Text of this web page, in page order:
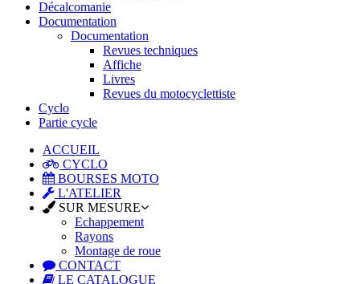
Décalcomanie
Documentation
Documentation
Revues techniques
Affiche
Livres
Revues du motocyclettiste
Cyclo
Partie cycle
ACCUEIL
CYCLO
BOURSES MOTO
L'ATELIER
SUR MESURE
Echappement
Rayons
Montage de roue
CONTACT
LE CATALOGUE